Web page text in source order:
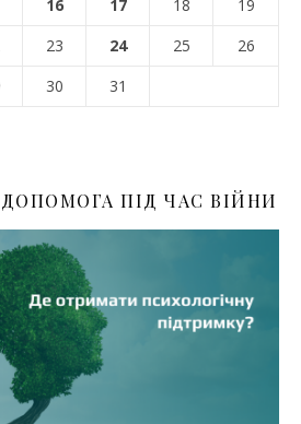
16 17 18
19
23 24 25
26
30 31
ПІД ЧАС ВІЙНИ